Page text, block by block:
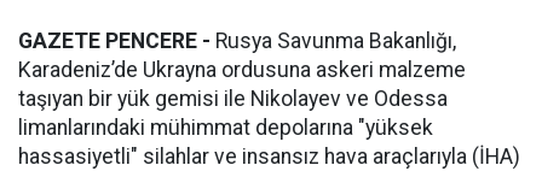
GAZETE PENCERE - Rusya Savunma Bakanlığı,
Karadeniz’de Ukrayna ordusuna askeri malzeme
taşıyan bir yük gemisi ile Nikolayev ve Odessa
limanlarındaki mühimmat depolarına "yüksek
hassasiyetli" silahlar ve insansız hava araçlarıyla (İHA)